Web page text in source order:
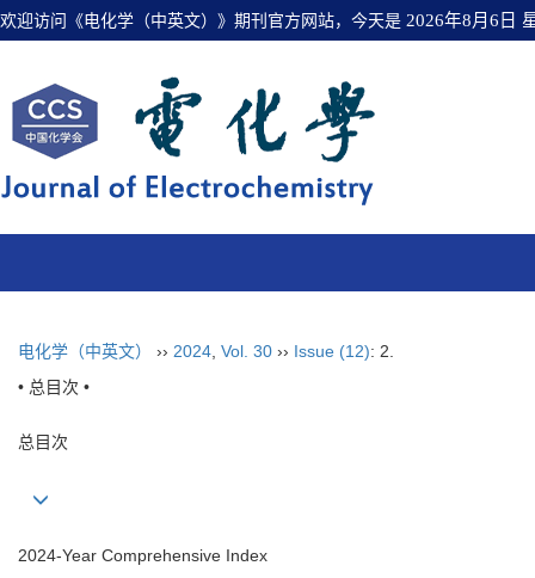
欢迎访问《电化学（中英文）》期刊官方网站，今天是 2026年8月6日
电化学（中英文） ›› 2024 Vol. 30 ›› Issue (12): 2.
• 总目次 •
总目次
2024-Year Comprehensive Index